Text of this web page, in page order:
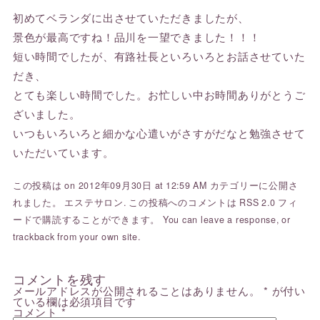
初めてベランダに出させていただきましたが、
景色が最高ですね！品川を一望できました！！！
短い時間でしたが、有路社長といろいろとお話させていた
だき、
とても楽しい時間でした。お忙しい中お時間ありがとうご
ざいました。
いつもいろいろと細かな心遣いがさすがだなと勉強させて
いただいています。
この投稿は on 2012年09月30日 at 12:59 AM カテゴリーに公開さ
れました。 エステサロン. この投稿へのコメントは RSS 2.0 フィ
ードで購読することができます。 You can leave a response, or
trackback from your own site.
コメントを残す
メールアドレスが公開されることはありません。 * が付い
ている欄は必須項目です
コメント*